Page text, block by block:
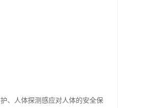
、人体探测感应对人体的安全保